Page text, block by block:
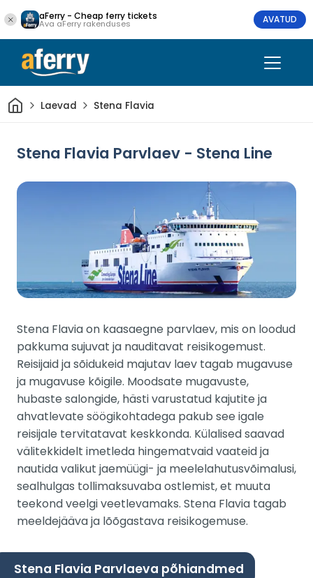
aFerry - Cheap ferry tickets
Ava aFerry rakenduses AVATUD
Avaleht
Laevad Stena Flavia
Stena Flavia Parvlaev - Stena Line
Stena Flavia on kaasaegne parvlaev, mis on loodud
pakkuma sujuvat ja nauditavat reisikogemust.
Reisijaid ja sõidukeid majutav laev tagab mugavuse
ja mugavuse kõigile. Moodsate mugavuste,
hubaste salongide, hästi varustatud kajutite ja
ahvatlevate söögikohtadega pakub see igale
reisijale tervitatavat keskkonda. Külalised saavad
välitekkidelt imetleda hingematvaid vaateid ja
nautida valikut jaemüügi- ja meelelahutusvõimalusi,
sealhulgas tollimaksuvaba ostlemist, et muuta
teekond veelgi veetlevamaks. Stena Flavia tagab
meeldejääva ja lõõgastava reisikogemuse.
Stena Flavia Parvlaeva põhiandmed